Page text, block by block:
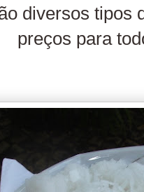
diversos tipos
preços para